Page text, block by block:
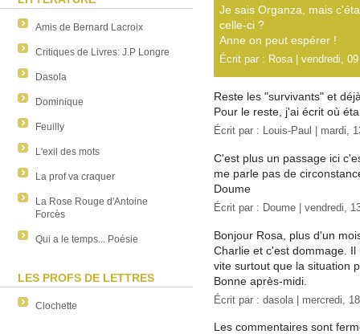
Amis de Bernard Lacroix
Critiques de Livres: J.P Longre
Dasola
Dominique
Feuilly
L'exil des mots
La prof va craquer
La Rose Rouge d'Antoine
Forcès
Qui a le temps... Poésie
LES PROFS DE LETTRES
Clochette
Je sais Organza, mais
celle-ci ?
Anne on peut espérer !
Écrit par : Rosa | vendredi,
Reste les "survivants" et
Pour le reste, j'ai écrit où
Écrit par : Louis-Paul | mardi,
C'est plus un passage ici
me parle pas de
Doume
Écrit par : Doume | vendredi,
Bonjour Rosa, plus d'un
Charlie et c'est dommage.
vite surtout que la situation
Bonne après-midi.
Écrit par : dasola | mercredi,
Les commentaires sont